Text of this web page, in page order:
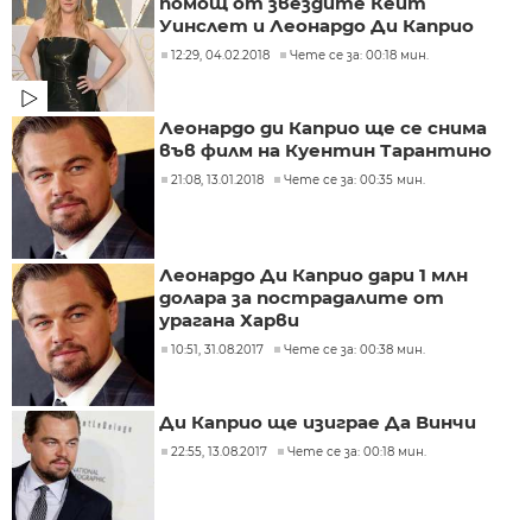
Уинслет и Леонардо Ди Каприо
12:29, 04.02.2018 Чете се за: 00:18 мин.
Леонардо ди Каприо ще се снима
във филм на Куентин Тарантино
21:08, 13.01.2018 Чете се за: 00:35 мин.
Леонардо Ди Каприо дари 1 млн
долара за пострадалите от
урагана Харви
10:51, 31.08.2017 Чете се за: 00:38 мин.
Ди Каприо ще изиграе Да Винчи
22:55, 13.08.2017 Чете се за: 00:18 мин.